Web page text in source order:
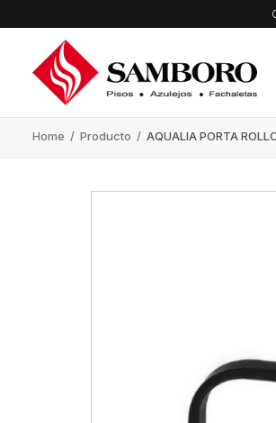
Home / Producto / AQUALIA PORTA